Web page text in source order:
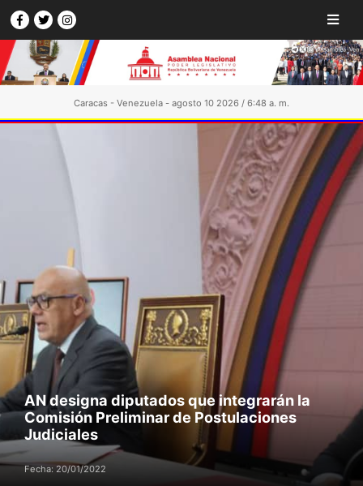
Caracas - Venezuela - agosto 10 2026 / 6:48 a. m.
AN designa diputados que integrarán la
Comisión Preliminar de Postulaciones
Judiciales
Fecha: 20/01/2022